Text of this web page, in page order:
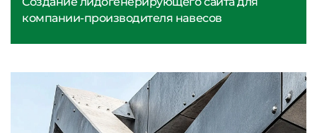
компании-производителя навесов